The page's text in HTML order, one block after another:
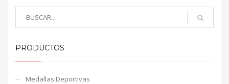
PRODUCTOS
Medallas Deportivas